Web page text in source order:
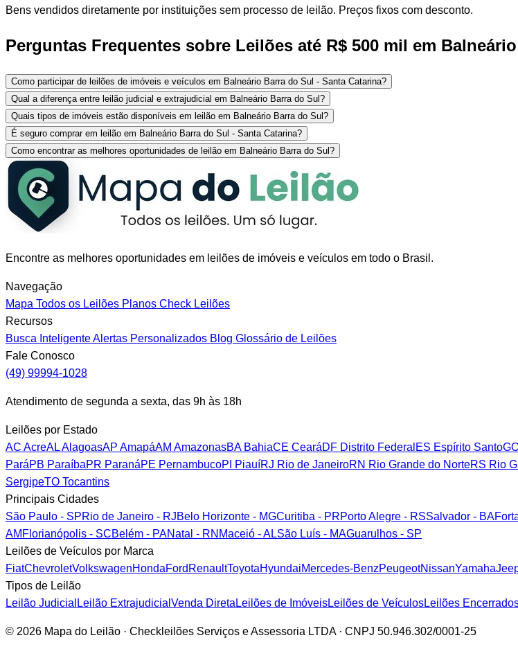
Bens vendidos diretamente por instituições sem processo de leilão. Preços fixos com desconto.
Perguntas Frequentes sobre Leilões até R$ 500 mil em
Como participar de leilões de imóveis e veículos em Balneário Barra do Sul - Santa Catarina?
Qual a diferença entre leilão judicial e extrajudicial em Balneário Barra do Sul?
Quais tipos de imóveis estão disponíveis em leilão em Balneário Barra do Sul?
É seguro comprar em leilão em Balneário Barra do Sul - Santa Catarina?
Como encontrar as melhores oportunidades de leilão em Balneário Barra do Sul?
Encontre as melhores oportunidades em leilões de imóveis e veículos em todo o Brasil.
Navegação
Mapa Todos os Leilões Planos Check Leilões
Recursos
Busca InteligenteAlertas Personalizados Blog Glossário de Leilões
Fale Conosco
(49) 99994-1028
Atendimento de segunda a sexta, das 9h às 18h
Leilões por Estado
AC AcreALAlagoasAP AmapáAM AmazonasBABahiaCE CearáDF Distrito Federal ES Espírito Santo
ParáPB ParaíbaPR ParanáPE PernambucoPI PiauíRJ Rio de JaneiroRN Rio Grande do NorteRS Rio
SergipeTO Tocantins
Principais Cidades
São Paulo - SPRio de Janeiro - RJBelo Horizonte - MGCuritiba - PRPorto Alegre - RSSalvador - BA
AM Florianópolis - SCBelém - PANatal - RN Maceió - ALSão Luís - MAGuarulhos - SP
Leilões de Veículos por Marca
FiatChevroletVolkswagenHondaFord RenaultToyotaHyundaiMercedes-BenzPeugeotNissanYamaha
Tipos de Leilão
Leilão Judicial Leilão Extrajudicial Venda DiretaLeilões de ImóveisLeilões de VeículosLeilões
© 2026 Mapa do Leilão · Checkleilões Serviços e Assessoria LTDA · CNPJ 50.946.302/0001-25